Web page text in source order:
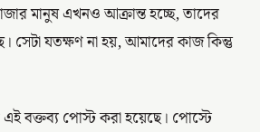
মানুষ এখনও আক্রান্ত হচ্ছে, তাদের
সেটা যতক্ষণ না হয়, আমাদের কাজ কিন্তু
বক্তব্য পোস্ট করা হয়েছে। পোস্টে